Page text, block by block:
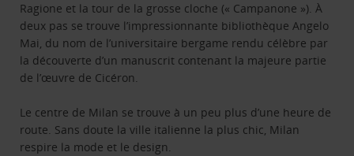
Ragione et la tour de la grosse cloche (« Campanone »). À
deux pas se trouve l’impressionnante bibliothèque Angelo
Mai, du nom de l’universitaire bergame rendu célèbre par
la découverte d’un manuscrit contenant la majeure partie
de l’œuvre de Cicéron.
Le centre de Milan se trouve à un peu plus d’une heure de
route. Sans doute la ville italienne la plus chic, Milan
respire la mode et le design.